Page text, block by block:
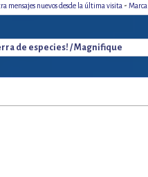
mensajes nuevos desde la última visita - Marca
de especies! / Magnifique